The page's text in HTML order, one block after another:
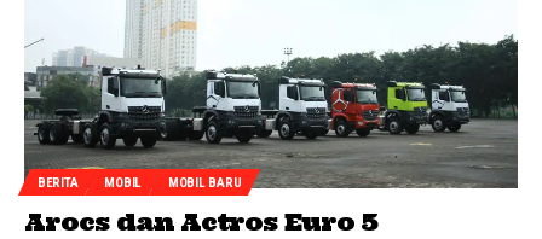
BERITA MOBIL MOBIL BARU
Arocs dan Actros Euro 5